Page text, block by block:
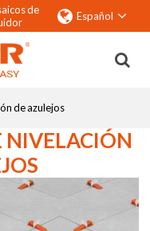
de
Español
de azulejos
NIVELACIÓN